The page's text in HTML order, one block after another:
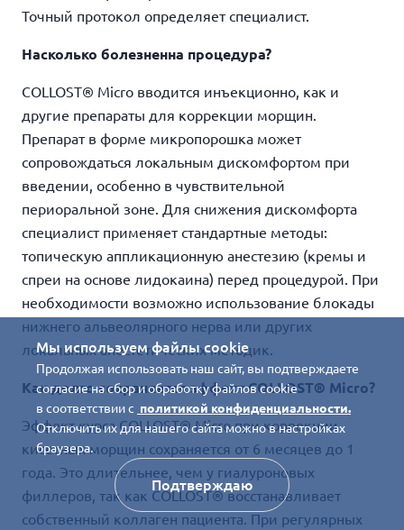
Точный протокол определяет специалист.
Насколько болезненна процедура?
COLLOST® Micro вводится инъекционно, как и
другие препараты для коррекции морщин.
Препарат в форме микропорошка может
сопровождаться локальным дискомфортом при
введении, особенно в чувствительной
периоральной зоне. Для снижения дискомфорта
специалист применяет стандартные методы:
топическую аппликационную анестезию (кремы и
спреи на основе лидокаина) перед процедурой. При
необходимости возможно использование блокады
нижнего альвеолярного нерва или других
локальных анестетических методик.
Как долго сохраняется эффект COLLOST® Micro?
Эффект курса COLLOST® Micro при коррекции
кисетных морщин сохраняется от 6 месяцев до 1
года. Это длительнее, чем у гиалуроновых
филлеров, так как COLLOST® восстанавливает
собственный коллаген пациента. При регулярных
Мы используем файлы cookie
Продолжая использовать наш сайт, вы подтверждаете
согласие на сбор и обработку файлов cookie
в соответствии с политикой конфиденциальности.
Отключить их для нашего сайта можно в настройках
браузера.
Подтверждаю